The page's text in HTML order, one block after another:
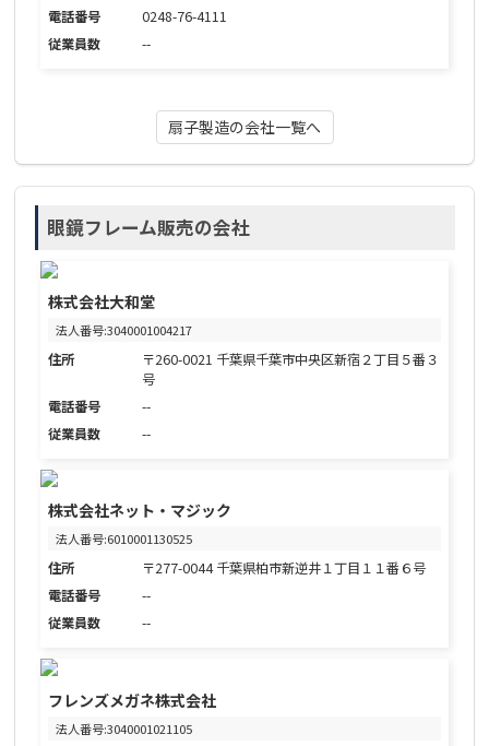
電話番号
0248-76-4111
従業員数
--
扇子製造の会社一覧へ
眼鏡フレーム販売の会社
株式会社大和堂
法人番号:3040001004217
住所
〒260-0021 千葉県千葉市中央区新宿２丁目５番３
号
電話番号
--
従業員数
--
株式会社ネット・マジック
法人番号:6010001130525
住所
〒277-0044 千葉県柏市新逆井１丁目１１番６号
電話番号
--
従業員数
--
フレンズメガネ株式会社
法人番号:3040001021105